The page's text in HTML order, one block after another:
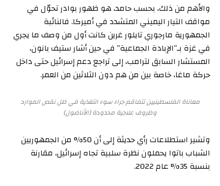
والأهم من ذلك، بحسب حامد، هو ظهور بوادر تحوّل في
مواقف التيار اليميني المتشدد في أميركا. فالنائبة
الجمهورية مارجوري تايلور غرين كانت أول من وصف ما يجري
في غزة بـ”الإبادة الجماعية” في حين أشار ستيف بانون،
المستشار السابق لترامب، إلى تراجع دعم إسرائيل حتى داخل
حركة ماغا، خاصة بين من هم دون الثلاثين من العمر.
معاناة الفلسطينيين تتفاقم جراء سوء التغذية في ظل نقص الموارد
وظروف علاجية محدودة (الأناضول)
وتشير استطلاعات رأي حديثة إلى أن 50% من الجمهوريين
الشباب باتوا يحملون نظرة سلبية تجاه إسرائيل، مقارنة
بنسبة 35% عام 2022.